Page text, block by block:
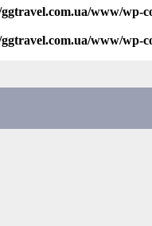
www/wp-
www/wp-